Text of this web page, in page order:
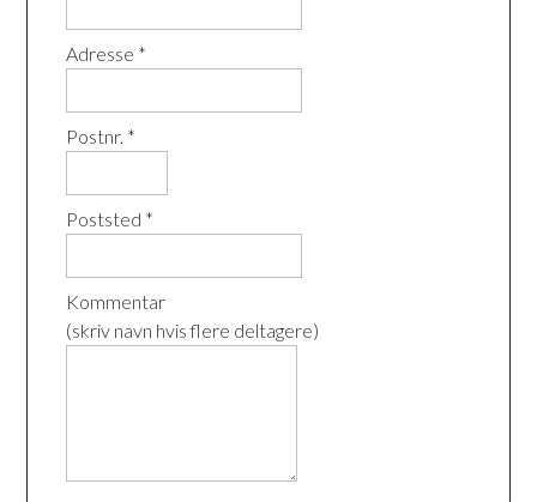
Adresse *
Postnr. *
Poststed *
Kommentar
(skriv navn hvis flere deltagere)